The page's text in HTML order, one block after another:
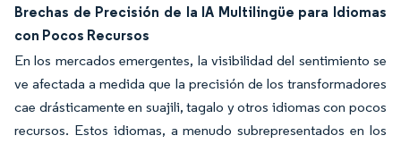
Brechas de Precisión de la IA Multilingüe para Idiomas
con Pocos Recursos
En los mercados emergentes, la visibilidad del sentimiento se
ve afectada a medida que la precisión de los transformadores
cae drásticamente en suajili, tagalo y otros idiomas con pocos
recursos. Estos idiomas, a menudo subrepresentados en los